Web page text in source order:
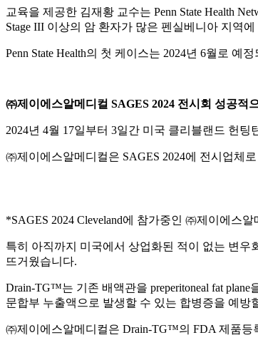
교육을 제공한 김재황 교수는 Penn State Health
Stage III 이상의 암 환자가 많은 펜실베니아 지역
Penn State Health의 첫 케이스는 2024년 6월로 예
㈜제이에스알메디컬 SAGES 2024 전시회 성공적
2024년 4월 17일부터 3일간 미국 클리블랜드 헌팅
㈜제이에스알메디컬은 SAGES 2024에 전시업
*SAGES 2024 Cleveland에 참가중인 ㈜제이에스알
특히 아직까지 미국에서 상업화된 적이 없는 변
뜨거웠습니다.
Drain-TG™는 기존 배액관을 preperitoneal fat
문합부 누출액으로 발생할 수 있는 합병증을 예방
㈜제이에스알메디컬은 Drain-TG™의 FDA 제품등